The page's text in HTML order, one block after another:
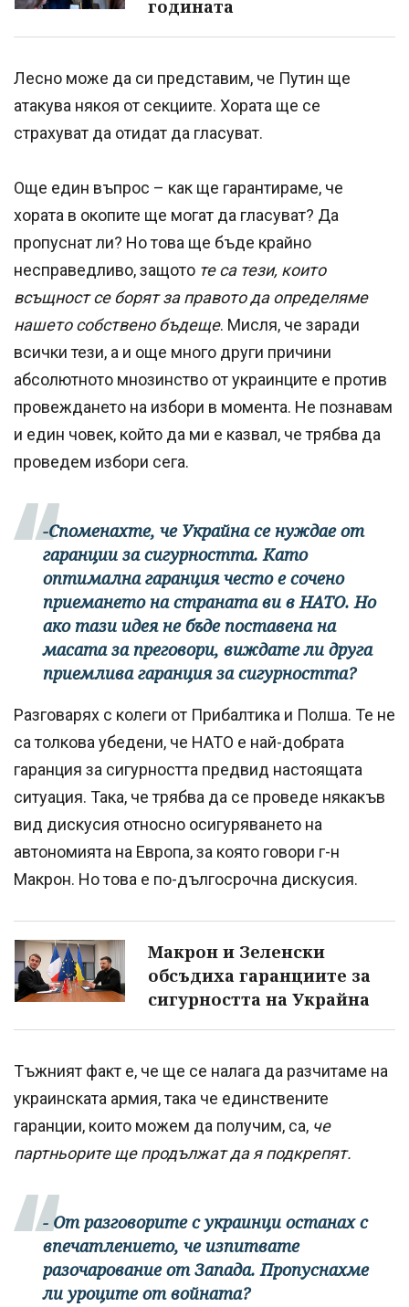
годината
Лесно може да си представим, че Путин ще
атакува някоя от секциите. Хората ще се
страхуват да отидат да гласуват.
Още един въпрос – как ще гарантираме, че
хората в окопите ще могат да гласуват? Да
пропуснат ли? Но това ще бъде крайно
несправедливо, защото те са тези, които
всъщност се борят за правото да определяме
нашето собствено бъдеще. Мисля, че заради
всички тези, а и още много други причини
абсолютното мнозинство от украинците е против
провеждането на избори в момента. Не познавам
и един човек, който да ми е казвал, че трябва да
проведем избори сега.
-Споменахте, че Украйна се нуждае от
гаранции за сигурността. Като
оптимална гаранция често е сочено
приемането на страната ви в НАТО. Но
ако тази идея не бъде поставена на
масата за преговори, виждате ли друга
приемлива гаранция за сигурността?
Разговарях с колеги от Прибалтика и Полша. Те не
са толкова убедени, че НАТО е най-добрата
гаранция за сигурността предвид настоящата
ситуация. Така, че трябва да се проведе някакъв
вид дискусия относно осигуряването на
автономията на Европа, за която говори г-н
Макрон. Но това е по-дългосрочна дискусия.
Макрон и Зеленски
обсъдиха гаранциите за
сигурността на Украйна
Тъжният факт е, че ще се налага да разчитаме на
украинската армия, така че единствените
гаранции, които можем да получим, са, че
партньорите ще продължат да я подкрепят.
- От разговорите с украинци останах с
впечатлението, че изпитвате
разочарование от Запада. Пропуснахме
ли уроците от войната?